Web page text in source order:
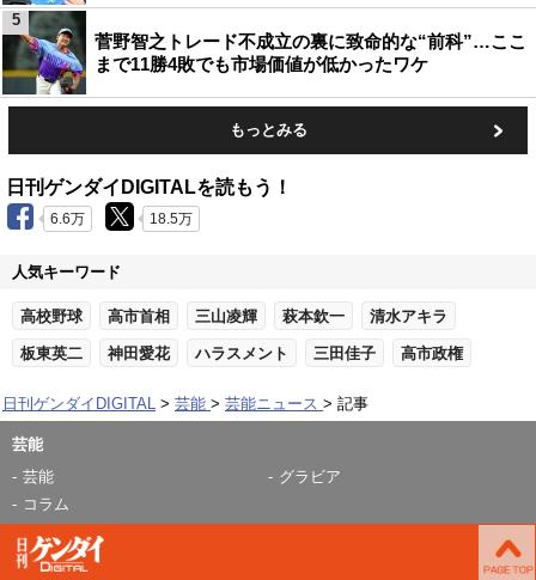
菅野智之トレード不成立の裏に致命的な“前科”…ここ
まで11勝4敗でも市場価値が低かったワケ
5
もっとみる
日刊ゲンダイDIGITALを読もう！
6.6万 18.5万
人気キーワード
高校野球 高市首相 三山凌輝 萩本欽一 清水アキラ
板東英二 神田愛花 ハラスメント 三田佳子 高市政権
日刊ゲンダイDIGITAL 芸能 芸能ニュース 記事
芸能
芸能
グラビア
コラム